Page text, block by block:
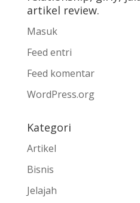
artikel review.
Masuk
Feed entri
Feed komentar
WordPress.org
Kategori
Artikel
Bisnis
Jelajah